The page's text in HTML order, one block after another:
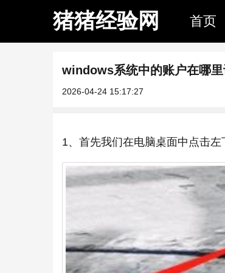
猪猪经验网 首页
windows系统中的账户在哪里
2026-04-24 15:17:27
1、首先我们在电脑桌面中点击左